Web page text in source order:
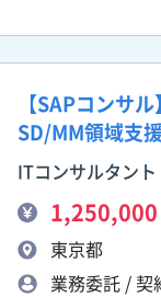
【SAPコンサ
SD/MM領域支
ITコンサルタント
1,250,000
東京都
業務委託 / 契